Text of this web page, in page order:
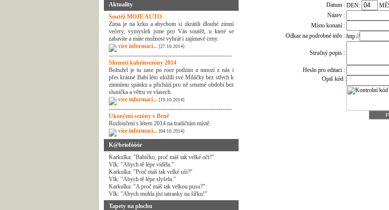
Aktuality
Soutěž MOJE AUTO
Zima je na krku a abychom si zkrátili dlouhé zimní
večery, vymysleli jsme pro Vás soutěž, u které se
zabavíte a máte možnost vyhrát i zajímavé ceny.
více informací... [27.10.2014]
---------------------------------------------------------------
Shrnutí kabriosezóny 2014
Bohužel je tu zase po roce podzim a mnozí z nás i
přes krásné Babí léto uložili své Miláčky bez střech k
zimnímu spánku a přichází pro ně smutné období bez
sluníčka a větru ve vlasech.
více informací... [19.10.2014]
---------------------------------------------------------------
Ukončení sezóny v Brně
Rozloučení s létem 2014 na tradičním místě.
více informací... [04.10.2014]
K@briofóóór
Karkulka: "Babičko, proč máš tak velké oči?"
Vlk: "Abych tě lépe viděla."
Karkulka: "Proč máš tak velké uši?"
Vlk: "Abych tě lépe slyšela."
Karkulka: "A proč máš tak velkou pusu?"
Vlk: "Abych mohla jíst tatranky na šířku!"
Tapety na plochu
Datum : DEN:
Název :
Místo konaní :
Odkaz na podrobné info : http://
Stručný popis :
Heslo pro editaci :
Opiš kód :